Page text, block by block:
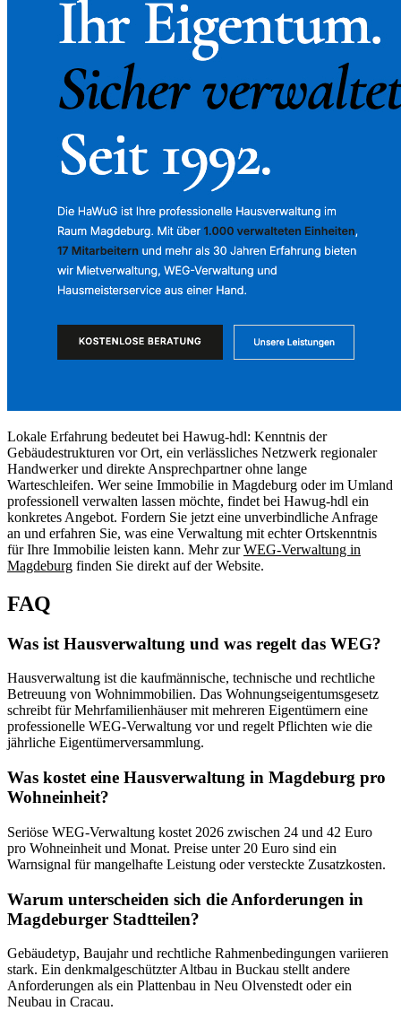
Lokale Erfahrung bedeutet bei Hawug-hdl: Kenntnis der
Gebäudestrukturen vor Ort, ein verlässliches Netzwerk regionaler
Handwerker und direkte Ansprechpartner ohne lange
Warteschleifen. Wer seine Immobilie in Magdeburg oder im Umland
professionell verwalten lassen möchte, findet bei Hawug-hdl ein
konkretes Angebot. Fordern Sie jetzt eine unverbindliche Anfrage
an und erfahren Sie, was eine Verwaltung mit echter Ortskenntnis
für Ihre Immobilie leisten kann. Mehr zurWEG-Verwaltung in
Magdeburg finden Sie direkt auf der Website.
FAQ
Was ist Hausverwaltung und was regelt das WEG?
Hausverwaltung ist die kaufmännische, technische und rechtliche
Betreuung von Wohnimmobilien. Das Wohnungseigentumsgesetz
schreibt für Mehrfamilienhäuser mit mehreren Eigentümern eine
professionelle WEG-Verwaltung vor und regelt Pflichten wie die
jährliche Eigentümerversammlung.
Was kostet eine Hausverwaltung in Magdeburg pro
Wohneinheit?
Seriöse WEG-Verwaltung kostet 2026 zwischen 24 und 42 Euro
pro Wohneinheit und Monat. Preise unter 20 Euro sind ein
Warnsignal für mangelhafte Leistung oder versteckte Zusatzkosten.
Warum unterscheiden sich die Anforderungen in
Magdeburger Stadtteilen?
Gebäudetyp, Baujahr und rechtliche Rahmenbedingungen variieren
stark. Ein denkmalgeschützter Altbau in Buckau stellt andere
Anforderungen als ein Plattenbau in Neu Olvenstedt oder ein
Neubau in Cracau.